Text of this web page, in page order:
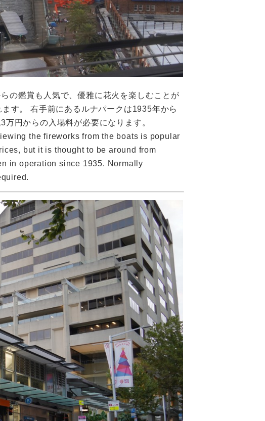
の鑑賞も人気で、優雅に花火を楽しむことが
す。 右手前にあるルナパークは1935年から
円からの入場料が必要になります。
the fireworks from the boats is popular
but it is thought to be around from
in operation since 1935. Normally